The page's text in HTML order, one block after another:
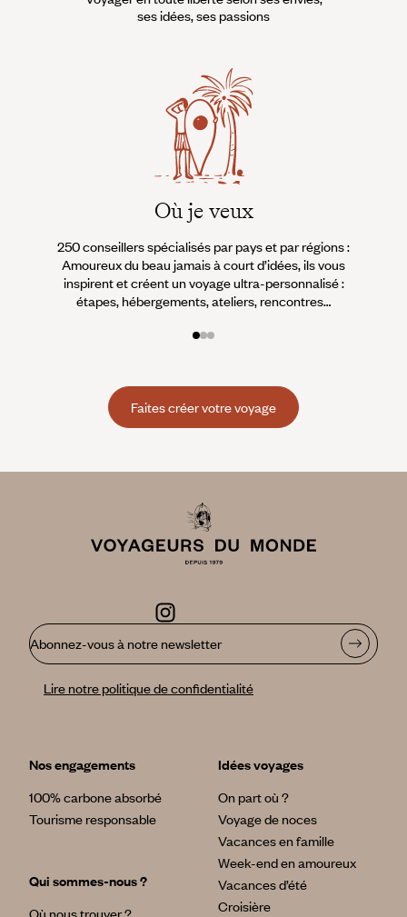
ses idées, ses passions
Où je veux
250 conseillers spécialisés par pays et par régions :
Amoureux du beau jamais à court d’idées, ils vous
inspirent et créent un voyage ultra-personnalisé :
étapes, hébergements, ateliers, rencontres…
Faites créer votre voyage
Abonnez-vous à notre newsletter
Lire notre politique de confidentialité
Nos engagements
100% carbone absorbé
Tourisme responsable
Qui sommes-nous ?
Idées voyages
On part où ?
Voyage de noces
Vacances en famille
Week-end en amoureux
Vacances d’été
Croisière